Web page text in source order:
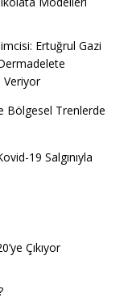
Ertuğrul Gazi
Veriyor
Bölgesel Trenlerde
19 Salgınıyla
Çıkıyor